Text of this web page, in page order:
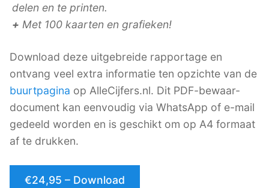
delen en te printen.
+ Met 100 kaarten en grafieken!
Download deze uitgebreide rapportage en
ontvang veel extra informatie ten opzichte van de
buurtpagina op AlleCijfers.nl. Dit PDF-bewaar-
document kan eenvoudig via WhatsApp of e-mail
gedeeld worden en is geschikt om op A4 formaat
af te drukken.
€24,95 – Download